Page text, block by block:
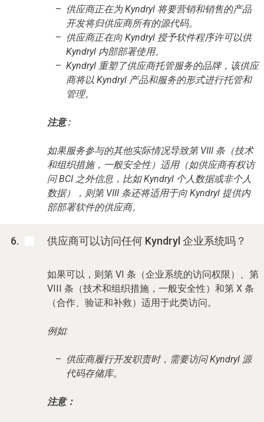
供应商正在为 Kyndryl 将要营销和销售的产品
开发将归供应商所有的源代码。
供应商正在向 Kyndryl 授予软件程序许可以供
Kyndryl 内部部署使用。
Kyndryl 重塑了供应商托管服务的品牌，该供应
商将以 Kyndryl 产品和服务的形式进行托管和
管理。
注意 :
如果服务参与的其他实际情况导致第 VIII 条（技术
和组织措施，一般安全性）适用（如供应商有权访
问 BCI 之外信息，比如 Kyndryl 个人数据或非个人
数据），则第 VIII 条还将适用于向 Kyndryl 提供内
部部署软件的供应商。
供应商可以访问任何 Kyndryl 企业系统吗？
如果可以，则第 VI 条（企业系统的访问权限）、第
VIII 条（技术和组织措施，一般安全性）和第 X 条
（合作、验证和补救）适用于此类访问。
例如:
供应商履行开发职责时，需要访问 Kyndryl 源
代码存储库。
注意：